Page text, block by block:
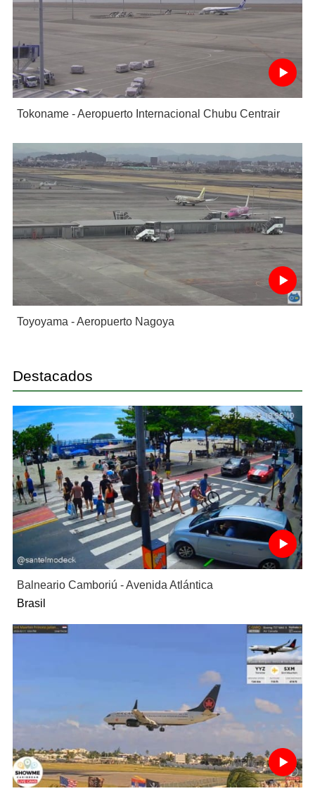
Tokoname - Aeropuerto Internacional Chubu Centrair
Toyoyama - Aeropuerto Nagoya
Destacados
Balneario Camboriú - Avenida Atlántica
Brasil